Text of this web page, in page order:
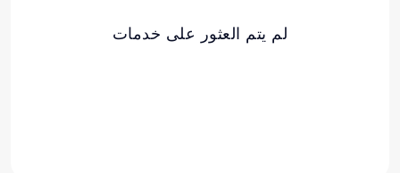
لم يتم العثور على خدمات